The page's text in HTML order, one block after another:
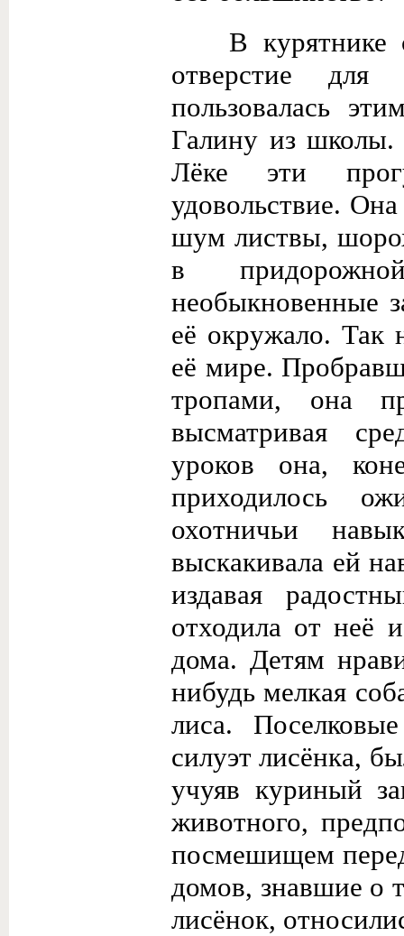
В курятнике
отверстие для
пользовалась
Галину из
Лёке эти
удовольствие.
шум листвы,
в
необыкновенные
её окружало.
её мире.
тропами, она
высматривая
уроков она,
приходилось
охотничьи
выскакивала ей
издавая
отходила от неё
дома. Детям
нибудь мелкая
лиса.
силуэт лисёнка,
учуяв куриный
животного,
посмешищем
домов, знавшие о
лисёнок,